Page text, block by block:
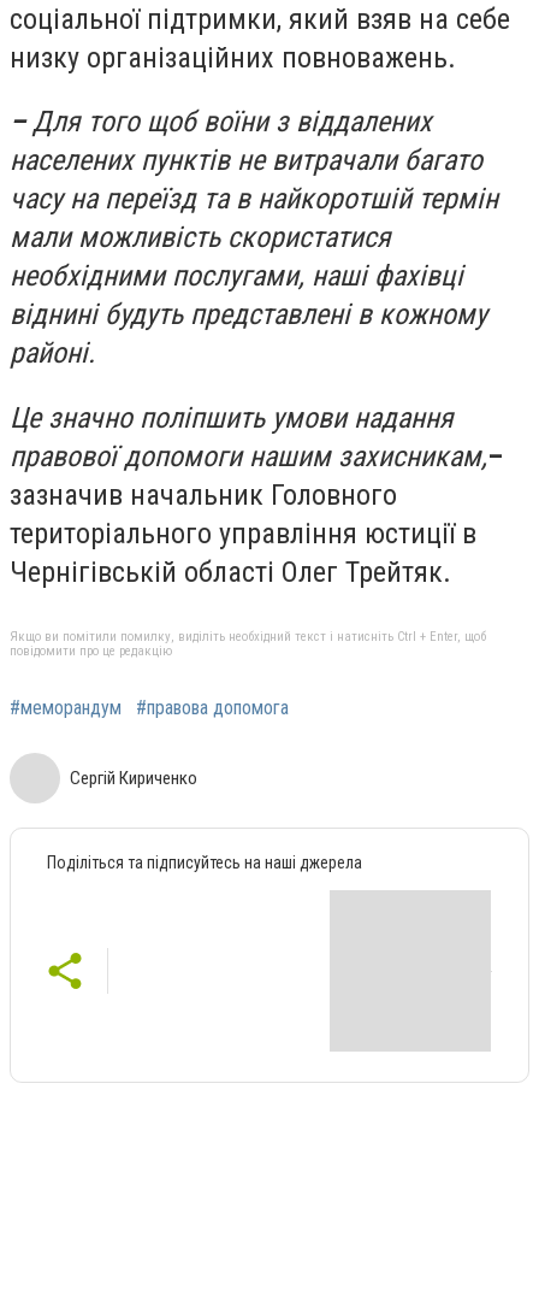
соціальної підтримки, який взяв на себе
низку організаційних повноважень.
–Для того щоб воїни з віддалених
населених пунктів не витрачали багато
часу на переїзд та в найкоротшій термін
мали можливість скористатися
необхідними послугами, наші фахівці
віднині будуть представлені в кожному
районі.
Це значно поліпшить умови надання
правової допомоги нашим захисникам,–
зазначив начальник Головного
територіального управління юстиції в
Чернігівській області Олег Трейтяк.
Якщо ви помітили помилку, виділіть необхідний текст і натисніть Ctrl + Enter, щоб
повідомити про це редакцію
#меморандум #правова допомога
Сергій Кириченко
Поділіться та підписуйтесь на наші джерела